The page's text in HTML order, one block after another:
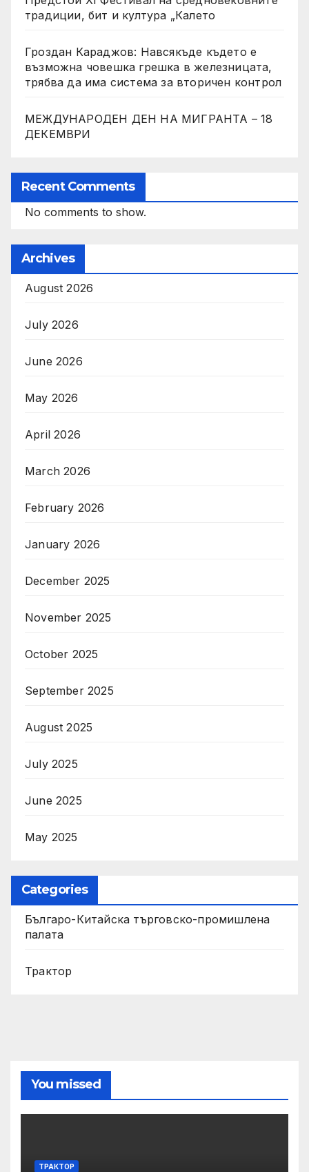
традиции, бит и култура „Калето
Гроздан Караджов: Навсякъде където е
възможна човешка грешка в железницата,
трябва да има система за вторичен контрол
МЕЖДУНАРОДЕН ДЕН НА МИГРАНТА – 18
ДЕКЕМВРИ
Recent Comments
No comments to show.
Archives
August 2026
July 2026
June 2026
May 2026
April 2026
March 2026
February 2026
January 2026
December 2025
November 2025
October 2025
September 2025
August 2025
July 2025
June 2025
May 2025
Categories
Българо-Китайска търговско-промишлена
палата
Трактор
You missed
ТРАКТОР